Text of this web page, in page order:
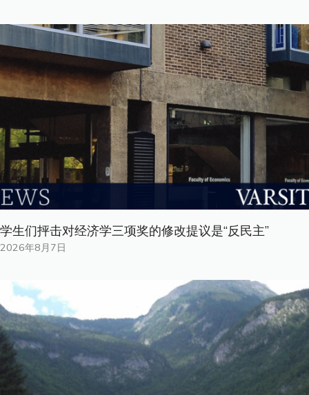
学生们抨击对经济学三项奖的修改提议是“反民主”
2026年8月7日